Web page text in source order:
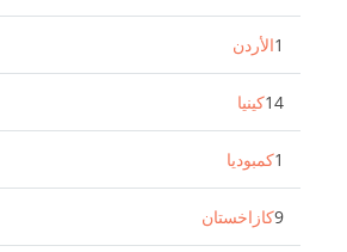
الأردن1
كينيا14
كمبوديا1
كازاخستان9